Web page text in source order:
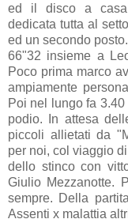
ed il disco a casa
dedicata tutta al
ed un secondo
66"32 insieme a
Poco prima marco
ampiamente
Poi nel lungo fa
podio. In attesa
piccoli allietati da
per noi, col viaggio
dello stinco con
Giulio Mezzanotte.
sempre. Della
Assenti x malattia